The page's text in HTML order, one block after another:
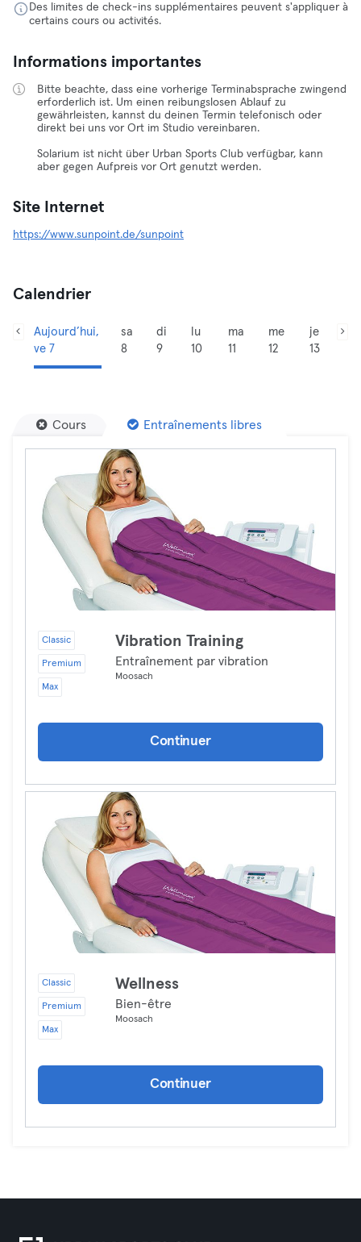
Des limites de check-ins supplémentaires peuvent s'appliquer à
certains cours ou activités.
Informations importantes
Bitte beachte, dass eine vorherige Terminabsprache zwingend
erforderlich ist. Um einen reibungslosen Ablauf zu
gewährleisten, kannst du deinen Termin telefonisch oder
direkt bei uns vor Ort im Studio vereinbaren.
Solarium ist nicht über Urban Sports Club verfügbar, kann
aber gegen Aufpreis vor Ort genutzt werden.
Site Internet
https://www.sunpoint.de/sunpoint
Calendrier
Aujourd’hui,
ve 7
sa
8
di
9
lu
10
ma
11
me
12
je
13
Cours Entraînements libres
Classic
Premium
Max
Vibration Training
Entraînement par vibration
Moosach
Continuer
Classic
Premium
Max
Wellness
Bien-être
Moosach
Continuer